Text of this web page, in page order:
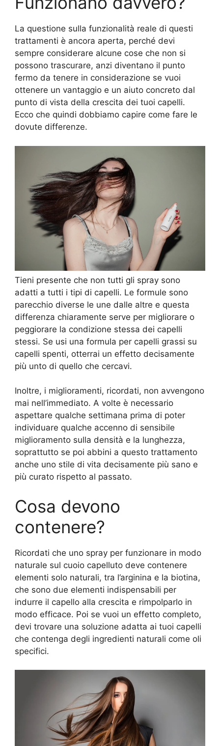
La questione sulla funzionalità reale di questi
trattamenti è ancora aperta, perché devi
sempre considerare alcune cose che non si
possono trascurare, anzi diventano il punto
fermo da tenere in considerazione se vuoi
ottenere un vantaggio e un aiuto concreto dal
punto di vista della crescita dei tuoi capelli.
Ecco che quindi dobbiamo capire come fare le
dovute differenze.
Tieni presente che non tutti gli spray sono
adatti a tutti i tipi di capelli. Le formule sono
parecchio diverse le une dalle altre e questa
differenza chiaramente serve per migliorare o
peggiorare la condizione stessa dei capelli
stessi. Se usi una formula per capelli grassi su
capelli spenti, otterrai un effetto decisamente
più unto di quello che cercavi.
Inoltre, i miglioramenti, ricordati, non avvengono
mai nell’immediato. A volte è necessario
aspettare qualche settimana prima di poter
individuare qualche accenno di sensibile
miglioramento sulla densità e la lunghezza,
soprattutto se poi abbini a questo trattamento
anche uno stile di vita decisamente più sano e
più curato rispetto al passato.
Cosa devono
contenere?
Ricordati che uno spray per funzionare in modo
naturale sul cuoio capelluto deve contenere
elementi solo naturali, tra l’arginina e la biotina,
che sono due elementi indispensabili per
indurre il capello alla crescita e rimpolparlo in
modo efficace. Poi se vuoi un effetto completo,
devi trovare una soluzione adatta ai tuoi capelli
che contenga degli ingredienti naturali come oli
specifici.